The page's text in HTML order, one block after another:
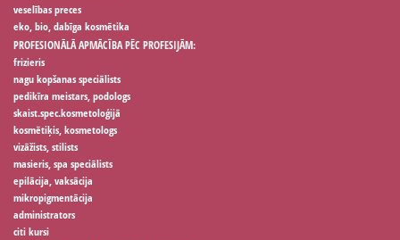
veselības preces
eko, bio, dabīga kosmētika
PROFESIONĀLĀ APMĀCĪBA PĒC PROFESIJĀM:
frizieris
nagu kopšanas speciālists
pedikīra meistars, podologs
skaist.spec.kosmetoloģijā
kosmētiķis, kosmetologs
vizāžists, stilists
masieris, spa speciālists
epilācija, vaksācija
mikropigmentācija
administrators
citi kursi